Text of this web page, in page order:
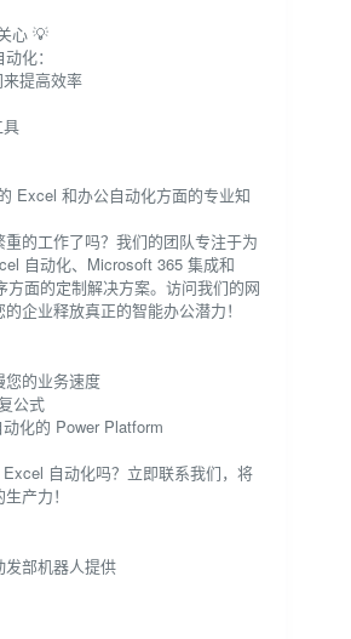
心 💡
化：
提高效率
Excel 和办公自动化方面的专业知
的工作了吗？我们的团队专注于为
自动化、Microsoft 365 集成和
方面的定制解决方案。访问我们的网
企业释放真正的智能办公潜力！
的业务速度
公式
化的 Power Platform
自动化吗？立即联系我们，将
产力！
发部机器人提供